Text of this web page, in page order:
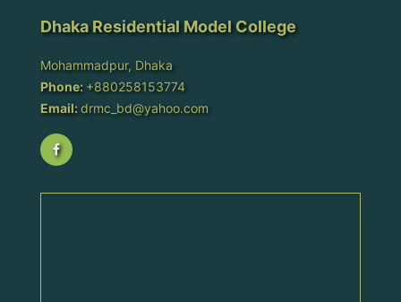
Dhaka Residential Model College
Mohammadpur, Dhaka
Phone: +880258153774
Email: drmc_bd@yahoo.com